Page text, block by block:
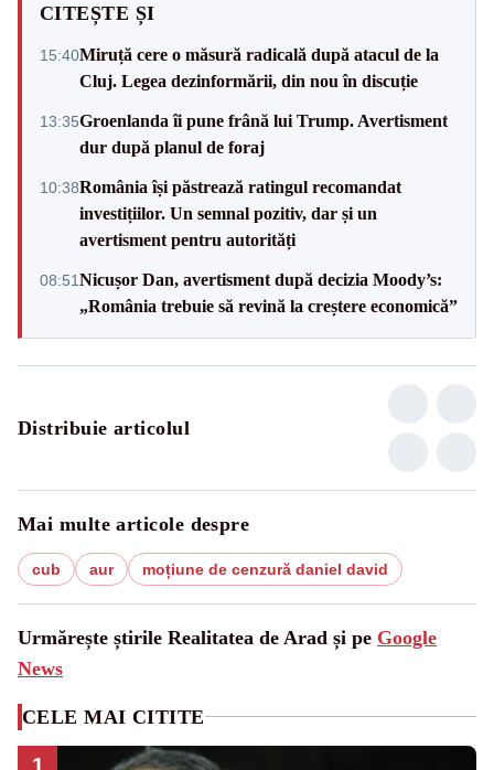
CITEȘTE ȘI
15:40Miruță cere o măsură radicală după atacul de la
Cluj. Legea dezinformării, din nou în discuție
13:35Groenlanda îi pune frână lui Trump. Avertisment
dur după planul de foraj
10:38România își păstrează ratingul recomandat
investițiilor. Un semnal pozitiv, dar și un
avertisment pentru autorități
08:51Nicușor Dan, avertisment după decizia Moody’s:
„România trebuie să revină la creștere economică”
Distribuie articolul
Mai multe articole despre
cub aur moțiune de cenzură daniel david
Urmărește știrile Realitatea de Arad și pe Google
News
CELE MAI CITITE
1